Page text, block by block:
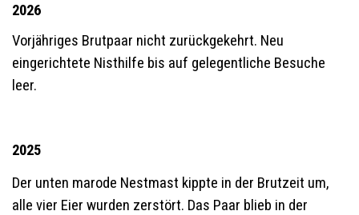
2026
Vorjähriges Brutpaar nicht zurückgekehrt. Neu
eingerichtete Nisthilfe bis auf gelegentliche Besuche
leer.
2025
Der unten marode Nestmast kippte in der Brutzeit um,
alle vier Eier wurden zerstört. Das Paar blieb in der